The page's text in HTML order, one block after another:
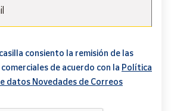
consiento la remisión de las
de acuerdo con la Política
datos Novedades de Correos